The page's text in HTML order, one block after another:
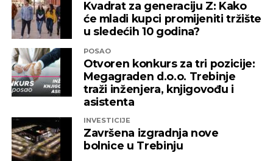
Kvadrat za generaciju Z: Kako
će mladi kupci promijeniti tržište
u sledećih 10 godina?
POSAO
Otvoren konkurs za tri pozicije:
Megagraden d.o.o. Trebinje
traži inženjera, knjigovođu i
asistenta
INVESTICIJE
Završena izgradnja nove
bolnice u Trebinju